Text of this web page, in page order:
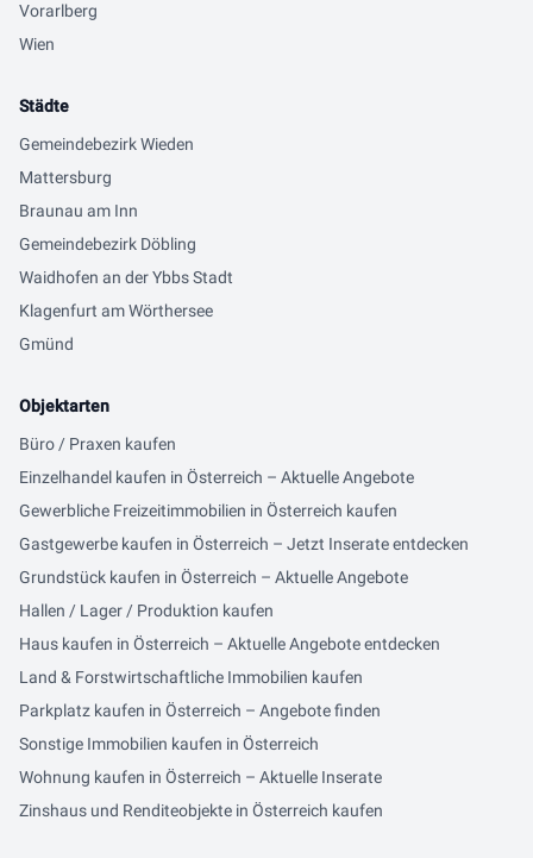
Vorarlberg
Wien
Städte
Gemeindebezirk Wieden
Mattersburg
Braunau am Inn
Gemeindebezirk Döbling
Waidhofen an der Ybbs Stadt
Klagenfurt am Wörthersee
Gmünd
Objektarten
Büro / Praxen kaufen
Einzelhandel kaufen in Österreich – Aktuelle Angebote
Gewerbliche Freizeitimmobilien in Österreich kaufen
Gastgewerbe kaufen in Österreich – Jetzt Inserate entdecken
Grundstück kaufen in Österreich – Aktuelle Angebote
Hallen / Lager / Produktion kaufen
Haus kaufen in Österreich – Aktuelle Angebote entdecken
Land & Forstwirtschaftliche Immobilien kaufen
Parkplatz kaufen in Österreich – Angebote finden
Sonstige Immobilien kaufen in Österreich
Wohnung kaufen in Österreich – Aktuelle Inserate
Zinshaus und Renditeobjekte in Österreich kaufen